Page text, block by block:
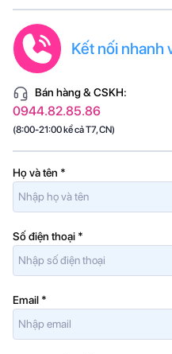
Kết nối nhanh
Bán hàng & CSKH:
0944.82.85.86
(8:00-21:00 kể cả T7, CN)
Họ và tên *
Số điện thoại *
Email *